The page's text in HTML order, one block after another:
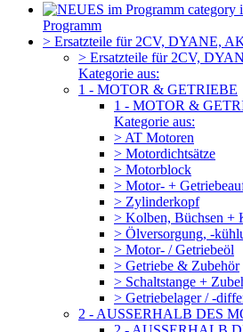
Programm
> Ersatzteile für 2CV, DYANE,
> Ersatzteile für 2CV,
Kategorie aus:
1 - MOTOR & GETRIEBE
1 - MOTOR &
Kategorie aus:
> AT Motoren
> Motordichtsätze
> Motorblock
> Motor- +
> Zylinderkopf
> Kolben, Büchsen +
> Ölversorgung, -
> Motor- / Getriebeöl
> Getriebe & Zubehör
> Schaltstange +
> Getriebelager / -
2 - AUSSERHALB DES